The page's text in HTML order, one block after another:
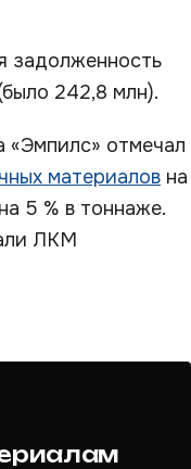
задолженность
242,8 млн).
«Эмпилс» отмечал
материалов на
5 % в тоннаже.
ЛКМ